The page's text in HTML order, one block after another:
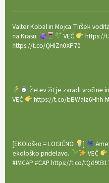
Valter Kobal in Mojca Tiršek
na Krasu.
VEČ
https://
https://t.co/QHIZn0XP70
Žetev žit je zaradi vročine
VEČ
https://t.co/bBWaIz6Hhh
[EKOloško = LOGIČNO ]
ekološko pridelavo.
VEČ
#IMCAP #CAP https://t.co/